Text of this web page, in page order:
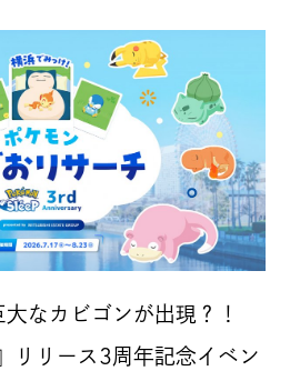
する基本方針
方針
シー
ついて
なカビゴンが出現？！
リリース3周年記念イベン